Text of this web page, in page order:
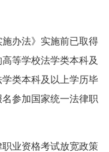
施办法》实施前已取得
等学校法学类本科及
类本科及以上学历毕
参加国家统一法律职
业资格考试放宽政策